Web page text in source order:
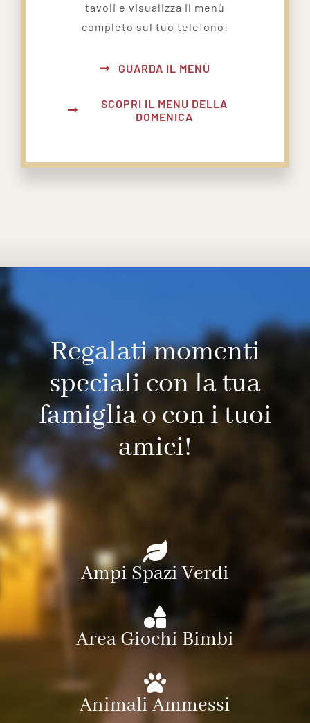
tavoli e visualizza il menù
completo sul tuo telefono!
GUARDA IL MENÙ
SCOPRI IL MENU DELLA
DOMENICA
Regalati momenti
speciali con la tua
famiglia o con i tuoi
amici!
Ampi Spazi Verdi
Area Giochi Bimbi
Animali Ammessi